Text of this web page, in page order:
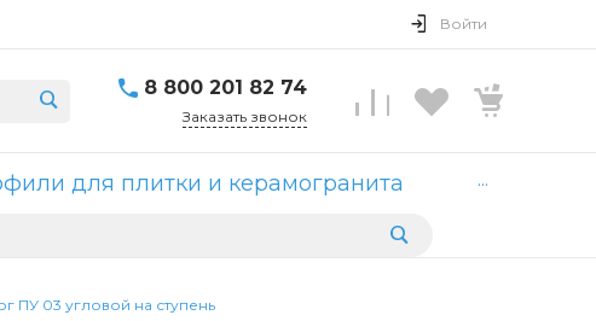
Войти
8 800 201 82 74
Заказать звонок
для плитки и керамогранита ...
ПУ 03 угловой на ступень